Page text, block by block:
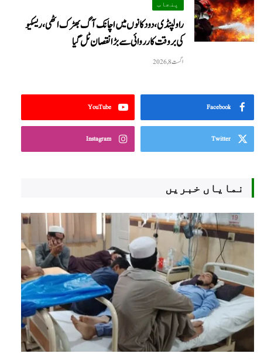
پنجاب
راولپنڈی، دو دکانوں میں اچانک آگ بھڑک اٹھی، ریسکیو
کی بروقت کارروائی سے بڑا نقصان ٹل گیا
اگست 8, 2026
Facebook
YouTube
Twitter
Instagram
نمایاں خبریں